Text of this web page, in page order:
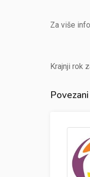
Za više
Krajnji rok